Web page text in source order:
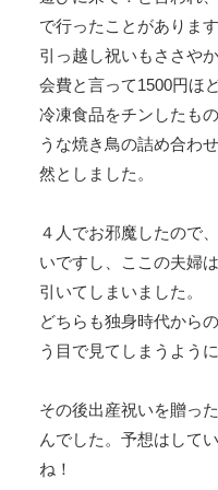
で行ったことがあります
引っ越し祝いもささや
会費と言って1500円ほ
冷凍食品をチンしたも
うな焼き鳥の詰め合わ
然としました。
４人でお邪魔したので
いですし、ここの夫婦
引いてしまいました。
どちらも独身時代から
う目で見てしまうよう
その後出産祝いを贈っ
んでした。予想はして
ね！